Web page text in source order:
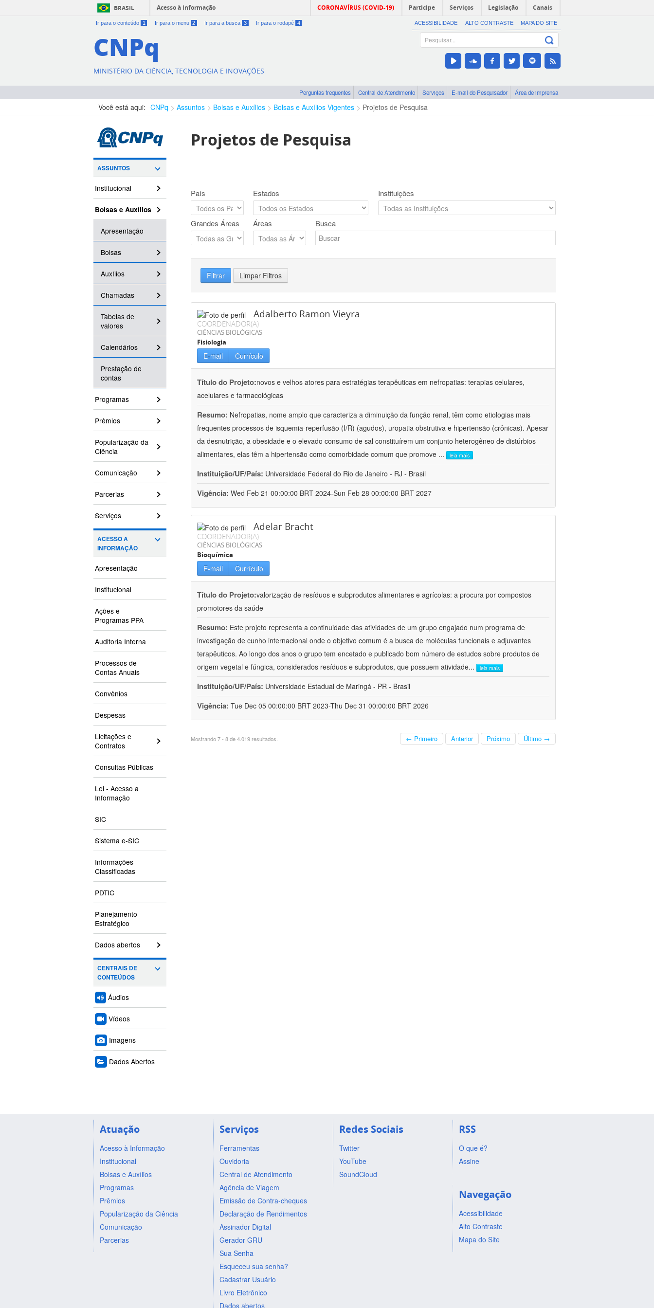
BRASIL Acesso à informação CORONAVÍRUS (COVID-19) Participe Serviços Legislação Canais
Ir para o conteúdo 1 Ir para o menu 2 Ir para a busca 3 Ir para o rodapé 4 ACESSIBILIDADE ALTO CONTRASTE MAPA DO SITE
CNPq
MINISTÉRIO DA CIÊNCIA, TECNOLOGIA E INOVAÇÕES
Perguntas frequentes Central de Atendimento Serviços E-mail do Pesquisador Área de imprensa
Você está aqui: CNPq Assuntos Bolsas e Auxílios Bolsas e Auxílios Vigentes Projetos de Pesquisa
ASSUNTOS
Institucional
Bolsas e Auxílios
Apresentação
Bolsas
Auxílios
Chamadas
Tabelas de
valores
Calendários
Prestação de
contas
Programas
Prêmios
Popularização da
Ciência
Comunicação
Parcerias
Serviços
ACESSO À
INFORMAÇÃO
Apresentação
Institucional
Ações e
Programas PPA
Auditoria Interna
Processos de
Contas Anuais
Convênios
Despesas
Licitações e
Contratos
Consultas Públicas
Lei - Acesso a
Informação
SIC
Sistema e-SIC
Informações
Classificadas
PDTIC
Planejamento
Estratégico
Dados abertos
CENTRAIS DE
CONTEÚDOS
Áudios
Vídeos
Imagens
Dados Abertos
Projetos de Pesquisa
País Estados Instituições
Grandes Áreas Áreas Busca
Filtrar Limpar Filtros
Adalberto Ramon Vieyra
COORDENADOR(A)
CIÊNCIAS BIOLÓGICAS
Fisiologia
E-mail Currículo
Título do Projeto:novos e velhos atores para estratégias terapêuticas em nefropatias: terapias celulares,
acelulares e farmacológicas
Resumo: Nefropatias, nome amplo que caracteriza a diminuição da função renal, têm como etiologias mais
frequentes processos de isquemia-reperfusão (I/R) (agudos), uropatia obstrutiva e hipertensão (crônicas). Apesar
da desnutrição, a obesidade e o elevado consumo de sal constituírem um conjunto heterogêneo de distúrbios
alimentares, elas têm a hipertensão como comorbidade comum que promove ... leia mais
Instituição/UF/País: Universidade Federal do Rio de Janeiro - RJ - Brasil
Vigência: Wed Feb 21 00:00:00 BRT 2024-Sun Feb 28 00:00:00 BRT 2027
Adelar Bracht
COORDENADOR(A)
CIÊNCIAS BIOLÓGICAS
Bioquímica
E-mail Currículo
Título do Projeto:valorização de resíduos e subprodutos alimentares e agrícolas: a procura por compostos
promotores da saúde
Resumo: Este projeto representa a continuidade das atividades de um grupo engajado num programa de
investigação de cunho internacional onde o objetivo comum é a busca de moléculas funcionais e adjuvantes
terapêuticos. Ao longo dos anos o grupo tem encetado e publicado bom número de estudos sobre produtos de
origem vegetal e fúngica, considerados resíduos e subprodutos, que possuem atividade... leia mais
Instituição/UF/País: Universidade Estadual de Maringá - PR - Brasil
Vigência: Tue Dec 05 00:00:00 BRT 2023-Thu Dec 31 00:00:00 BRT 2026
Mostrando 7 - 8 de 4.019 resultados. ← Primeiro Anterior Próximo Último →
Atuação
Acesso à Informação
Institucional
Bolsas e Auxílios
Programas
Prêmios
Popularização da Ciência
Comunicação
Parcerias
Serviços
Ferramentas
Ouvidoria
Central de Atendimento
Agência de Viagem
Emissão de Contra-cheques
Declaração de Rendimentos
Assinador Digital
Gerador GRU
Sua Senha
Esqueceu sua senha?
Cadastrar Usuário
Livro Eletrônico
Dados abertos
Redes Sociais
Twitter
YouTube
SoundCloud
RSS
O que é?
Assine
Navegação
Acessibilidade
Alto Contraste
Mapa do Site